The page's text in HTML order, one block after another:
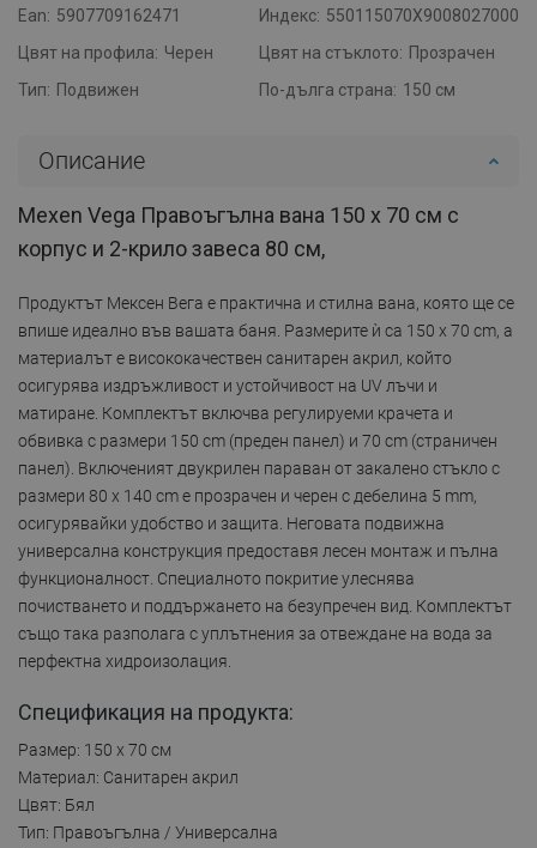
Ean: 5907709162471 Индекс: 550115070X9008027000
Цвят на профила: Черен Цвят на стъклото: Прозрачен
Тип: Подвижен По-дълга страна: 150 см
Описание
Mexen Vega Правоъгълна вана 150 x 70 см с
корпус и 2-крило завеса 80 см,
Продуктът Мексен Вега е практична и стилна вана, която ще се
впише идеално във вашата баня. Размерите ѝ са 150 x 70 cm, а
материалът е висококачествен санитарен акрил, който
осигурява издръжливост и устойчивост на UV лъчи и
матиране. Комплектът включва регулируеми крачета и
обвивка с размери 150 cm (преден панел) и 70 cm (страничен
панел). Включеният двукрилен параван от закалено стъкло с
размери 80 x 140 cm е прозрачен и черен с дебелина 5 mm,
осигурявайки удобство и защита. Неговата подвижна
универсална конструкция предоставя лесен монтаж и пълна
функционалност. Специалното покритие улеснява
почистването и поддържането на безупречен вид. Комплектът
също така разполага с уплътнения за отвеждане на вода за
перфектна хидроизолация.
Спецификация на продукта:
Размер: 150 x 70 см
Материал: Санитарен акрил
Цвят: Бял
Тип: Правоъгълна / Универсална